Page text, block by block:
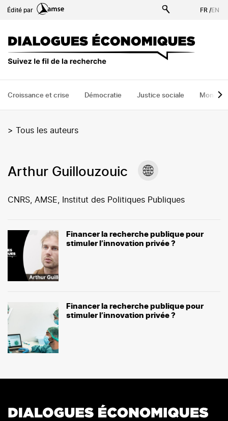
au
FR /EN
Édité par
Croissance et crise Démocratie Justice sociale Monde
> Tous les auteurs
Arthur Guillouzouic
CNRS, AMSE, Institut des Politiques Publiques
Financer la recherche publique pour
stimuler l’innovation privée ?
Financer la recherche publique pour
stimuler l’innovation privée ?